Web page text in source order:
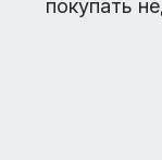
покупать